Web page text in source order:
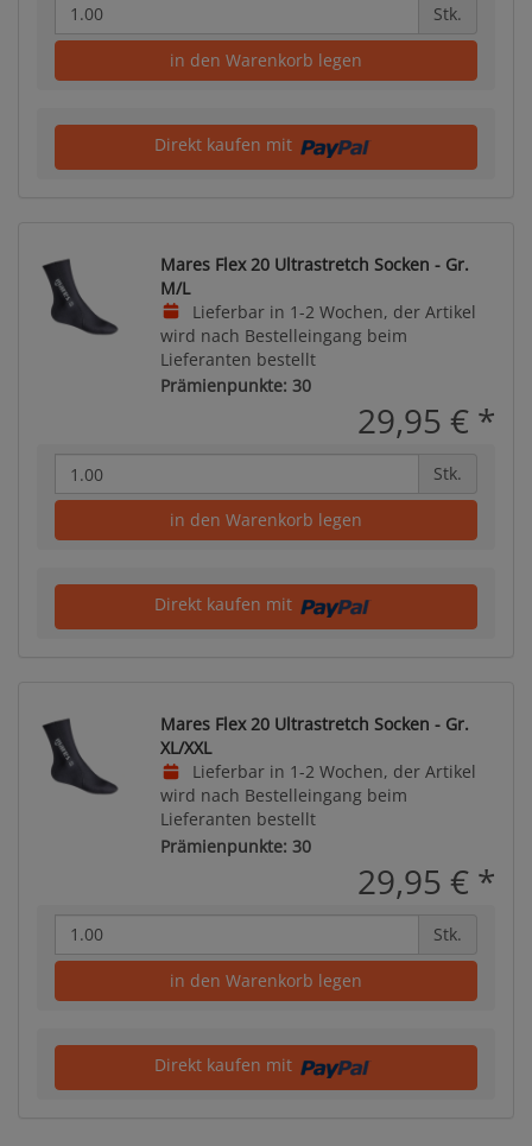
Stk.
in den Warenkorb legen
Direkt kaufen mit
Mares Flex 20 Ultrastretch Socken - Gr.
M/L
Lieferbar in 1-2 Wochen, der Artikel
wird nach Bestelleingang beim
Lieferanten bestellt
Prämienpunkte: 30
29,95 € *
Stk.
in den Warenkorb legen
Direkt kaufen mit
Mares Flex 20 Ultrastretch Socken - Gr.
XL/XXL
Lieferbar in 1-2 Wochen, der Artikel
wird nach Bestelleingang beim
Lieferanten bestellt
Prämienpunkte: 30
29,95 € *
Stk.
in den Warenkorb legen
Direkt kaufen mit